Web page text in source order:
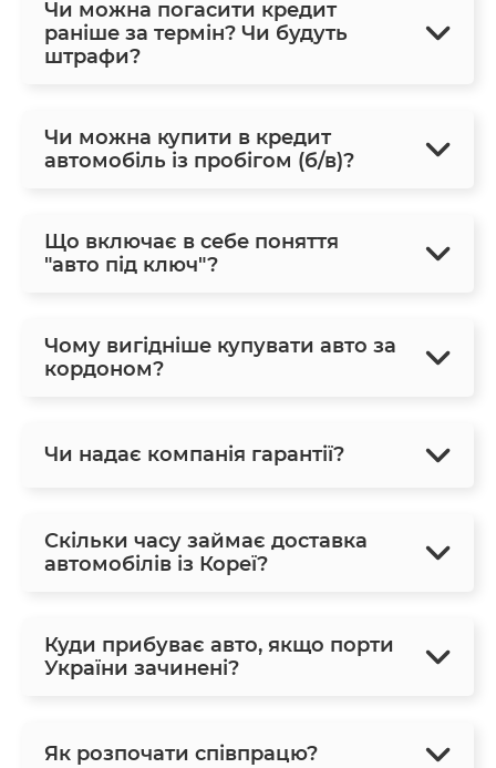
Чи можна погасити кредит
раніше за термін? Чи будуть
штрафи?
Чи можна купити в кредит
автомобіль із пробігом (б/в)?
Що включає в себе поняття
"авто під ключ"?
Чому вигідніше купувати авто за
кордоном?
Чи надає компанія гарантії?
Скільки часу займає доставка
автомобілів із Кореї?
Куди прибуває авто, якщо порти
України зачинені?
Як розпочати співпрацю?